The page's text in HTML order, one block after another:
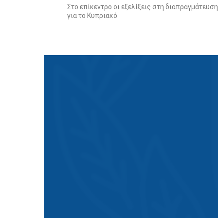
Στο επίκεντρο οι εξελίξεις στη διαπραγμάτευση
για το Κυπριακό